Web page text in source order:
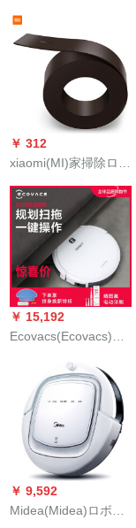
除ロボット掃除機ア
ップリケ家全自動ホ
ワイト
￥ 312
xiaomi(MI)家掃除ロボ
￥ 15,192
Ecovacs(Ecovacs)掃
機ラインレット家庭
用全自動掃除機掃除
機床拭き機超薄型企
画の宝DH 36ホワイ
￥ 9,592
Midea(Midea)ロボッ